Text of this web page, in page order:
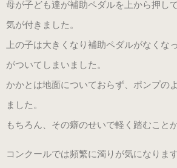
母が子ども達が補助ペダルを上から押し
気が付きました。
上の子は大きくなり補助ペダルがなくな
がついてしまいました。
かかとは地面についておらず、ポンプの
ました。
もちろん、その癖のせいで軽く踏むこと
コンクールでは頻繁に濁りが気になりま